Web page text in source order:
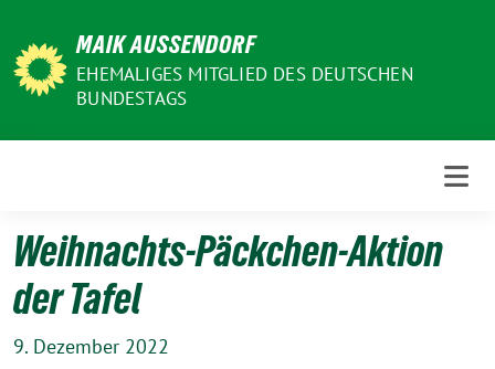
zum
Inhalt
MAIK AUSSENDORF
EHEMALIGES MITGLIED DES DEUTSCHEN
BUNDESTAGS
Weihnachts-Päckchen-Aktion
der Tafel
9. Dezember 2022